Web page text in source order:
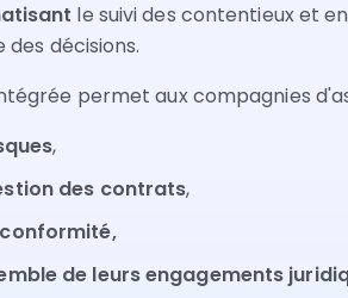
le suivi des contentieux et en
décisions.
permet aux compagnies
,
des contrats,
de leurs engagements